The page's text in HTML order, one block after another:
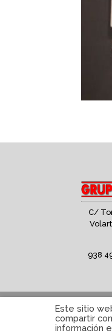
C/
Volart,
938
Este sitio
compartir
información